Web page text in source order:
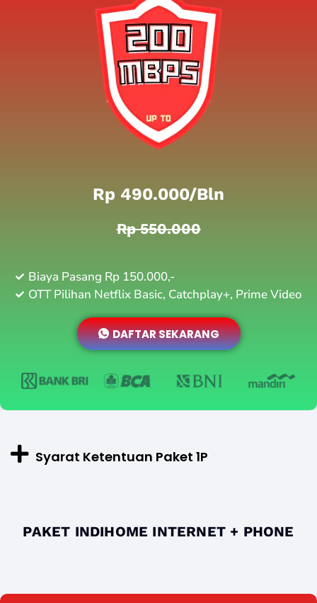
Rp 490.000/bln
Rp 550.000
Biaya Pasang Rp 150.000,-
OTT Pilihan Netflix Basic, Catchplay+, Prime Video
DAFTAR SEKARANG
Syarat Ketentuan Paket 1P
PAKET INDIHOME INTERNET + PHONE